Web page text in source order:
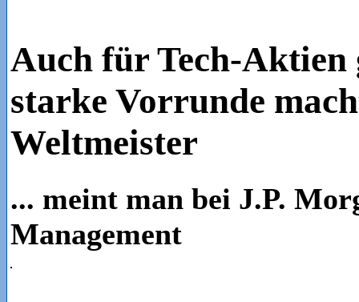
Auch für Tech-Aktien
starke Vorrunde
Weltmeister
... meint man bei J.P.
Management